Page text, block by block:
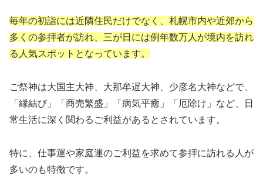
毎年の初詣には近隣住民だけでなく、札幌市内や近郊から
多くの参拝者が訪れ、三が日には例年数万人が境内を訪れ
る人気スポットとなっています。
ご祭神は大国主大神、大那牟遅大神、少彦名大神などで、
「縁結び」「商売繁盛」「病気平癒」「厄除け」など、日
常生活に深く関わるご利益があるとされています。
特に、仕事運や家庭運のご利益を求めて参拝に訪れる人が
多いのも特徴です。